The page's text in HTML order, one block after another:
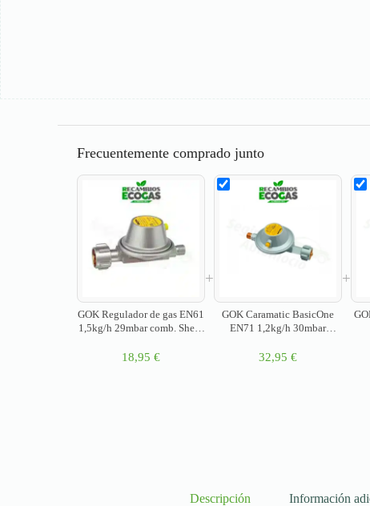
Frecuentemente comprado junto
GOK Regulador de gas EN61
1,5kg/h 29mbar comb. Shell-
18,95 €
+
GOK Caramatic BasicOne
EN71 1,2kg/h 30mbar
PRV NL
32,95 €
+
Descripción Información